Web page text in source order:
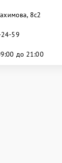
8с2
59
до 21:00